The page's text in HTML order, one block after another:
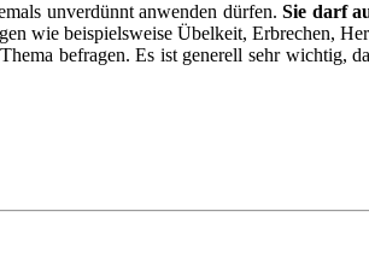
unverdünnt anwenden dürfen.Sie darf
wie beispielsweise Übelkeit, Erbrechen,
befragen. Es ist generell sehr wichtig,